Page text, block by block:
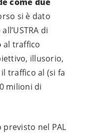
si è dato
di
al traffico
illusorio,
traffico al (si fa
milioni di
nel PAL